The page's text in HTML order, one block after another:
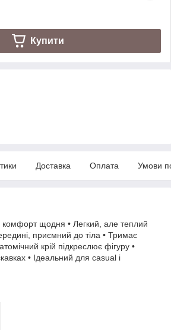
Купити
Доставка Оплата Умови
щодня • Легкий, але теплий
приємний до тіла • Тримає
крій підкреслює фігуру •
• Ідеальний для casual і